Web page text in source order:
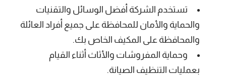
تستخدم الشركة أفضل الوسائل والتقنيات
والحماية والأمان للمحافظة على جميع أفراد العائلة
والمحافظة على المكيف الخاص بك.
وحماية المفروشات والأثاث أثناء القيام
بعمليات التنظيف الصيانة.